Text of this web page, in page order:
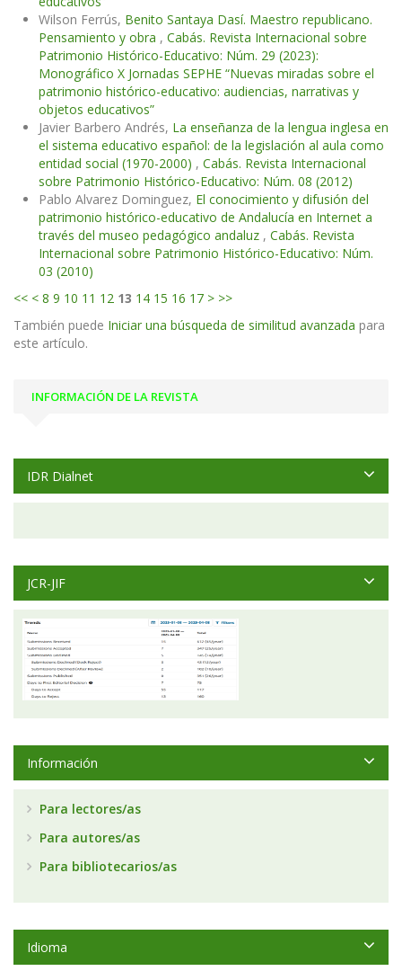
Wilson Ferrús, Benito Santaya Dasí. Maestro republicano.
Pensamiento y obra , Cabás. Revista Internacional sobre
Patrimonio Histórico-Educativo: Núm. 29 (2023):
Monográfico X Jornadas SEPHE “Nuevas miradas sobre el
patrimonio histórico-educativo: audiencias, narrativas y
objetos educativos”
Javier Barbero Andrés, La enseñanza de la lengua inglesa en
el sistema educativo español: de la legislación al aula como
entidad social (1970-2000) , Cabás. Revista Internacional
sobre Patrimonio Histórico-Educativo: Núm. 08 (2012)
Pablo Alvarez Dominguez, El conocimiento y difusión del
patrimonio histórico-educativo de Andalucía en Internet a
través del museo pedagógico andaluz , Cabás. Revista
Internacional sobre Patrimonio Histórico-Educativo: Núm.
03 (2010)
<< < 8 9 10 11 12 13 14 15 16 17 > >>
También puede Iniciar una búsqueda de similitud avanzada para
este artículo.
INFORMACIÓN DE LA REVISTA
IDR Dialnet
JCR-JIF
Información
Para lectores/as
Para autores/as
Para bibliotecarios/as
Idioma